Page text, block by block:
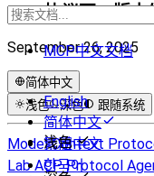
MCP中文文档
MCP协议下一版本
September 26, 2025
简体中文
English
简体中文
繁體中文
한국어
浅色 深色 跟随系统
浅色
Model Context
LabACP Protocol